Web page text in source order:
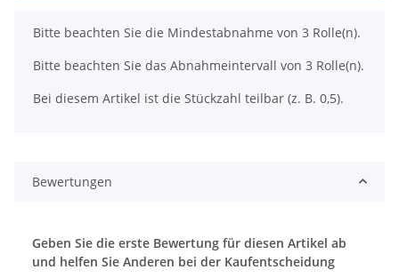
x
Bitte beachten Sie die Mindestabnahme von 3 Rolle(n).
Bitte beachten Sie das Abnahmeintervall von 3 Rolle(n).
Bei diesem Artikel ist die Stückzahl teilbar (z. B. 0,5).
Bewertungen
Geben Sie die erste Bewertung für diesen Artikel ab
und helfen Sie Anderen bei der Kaufentscheidung